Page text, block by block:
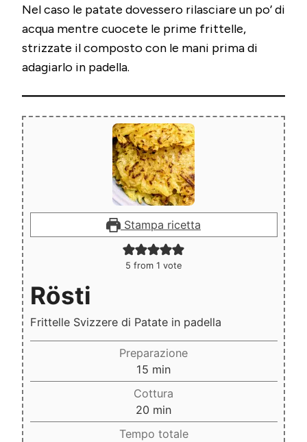
Nel caso le patate dovessero rilasciare un po’ di
acqua mentre cuocete le prime frittelle,
strizzate il composto con le mani prima di
adagiarlo in padella.
Stampa ricetta
5 from 1 vote
Rösti
Frittelle Svizzere di Patate in padella
Preparazione
15 minuti
min
Cottura
20 minuti
min
Tempo totale